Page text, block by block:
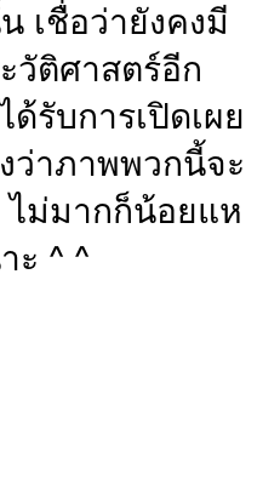
เชื่อว่ายังคงมี
วัติศาสตร์อีก
รับการเปิดเผย
ว่าภาพพวกนี้จะ
ไม่มากก็น้อยแห
ะ ^ ^